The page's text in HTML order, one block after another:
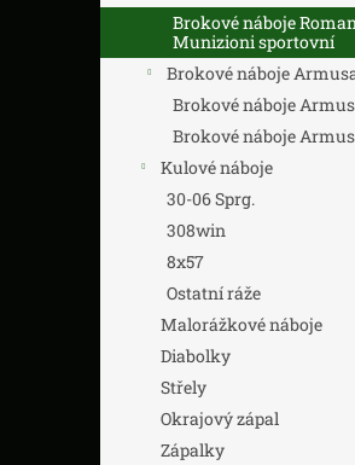
Brokové náboje
Munizioni sportovní
Brokové náboje
Brokové náboje
Brokové náboje
Kulové náboje
30-06 Sprg.
308win
8x57
Ostatní ráže
Malorážkové náboje
Diabolky
Střely
Okrajový zápal
Zápalky